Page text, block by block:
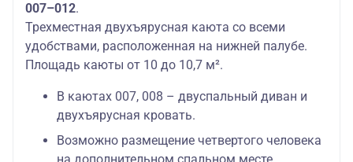
007–012.
Трехместная двухъярусная каюта со всеми
удобствами, расположенная на нижней палубе.
Площадь каюты от 10 до 10,7 м².
В каютах 007, 008 – двуспальный диван и
двухъярусная кровать.
Возможно размещение четвертого человека